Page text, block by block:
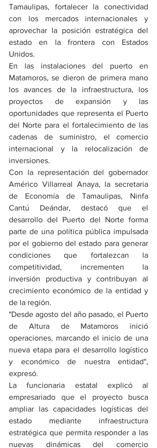
Tamaulipas, fortalecer la conectividad
con los mercados internacionales y
aprovechar la posición estratégica del
estado en la frontera con Estados
Unidos.
En las instalaciones del puerto en
Matamoros, se dieron de primera mano
los avances de la infraestructura, los
proyectos de expansión y las
oportunidades que representa el Puerto
del Norte para el fortalecimiento de las
cadenas de suministro, el comercio
internacional y la relocalización de
inversiones.
Con la representación del gobernador
Américo Villarreal Anaya, la secretaria
de Economía de Tamaulipas, Ninfa
Cantú Deándar, destacó que el
desarrollo del Puerto del Norte forma
parte de una política pública impulsada
por el gobierno del estado para generar
condiciones que fortalezcan la
competitividad, incrementen la
inversión productiva y contribuyan al
crecimiento económico de la entidad y
de la región.
"Desde agosto del año pasado, el Puerto
de Altura de Matamoros inició
operaciones, marcando el inicio de una
nueva etapa para el desarrollo logístico
y económico de nuestra entidad",
expresó.
La funcionaria estatal explicó al
empresariado que el proyecto busca
ampliar las capacidades logísticas del
estado mediante infraestructura
estratégica que permita responder a las
nuevas dinámicas del comercio